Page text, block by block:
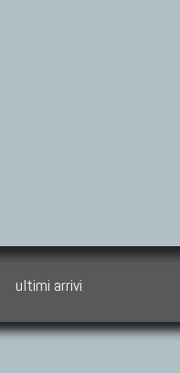
ultimi arrivi